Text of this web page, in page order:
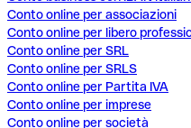
Conto online per associazioni
Conto online per libero
Conto online per SRL
Conto online per SRLS
Conto online per Partita IVA
Conto online per imprese
Conto online per società